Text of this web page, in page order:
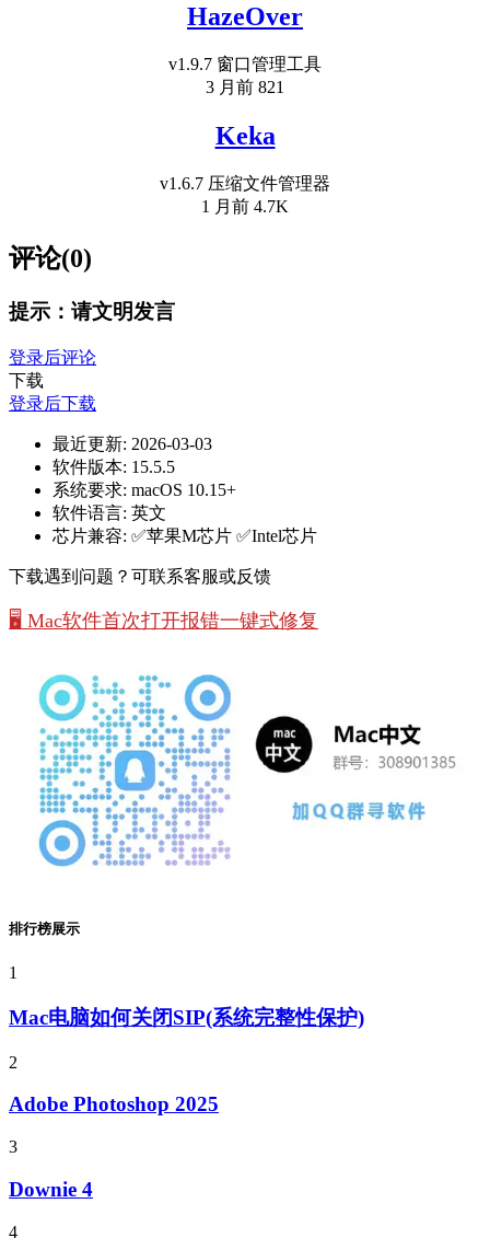
HazeOver
v1.9.7 窗口管理工具
3 月前 821
Kek‪a
v1.6.7 压缩文件管理器
1 月前 4.7K
评论(0)
提示：请文明发言
登录后评论
下载
登录后下载
最近更新: 2026-03-03
软件版本: 15.5.5
系统要求: macOS 10.15+
软件语言: 英文
芯片兼容: ✅苹果M芯片 ✅Intel芯片
下载遇到问题？可联系客服或反馈
🖥️ Mac软件首次打开报错一键式修复
排行榜展示
1
Mac电脑如何关闭SIP(系统完整性保护)
2
Adobe Photoshop 2025
3
Downie 4
4